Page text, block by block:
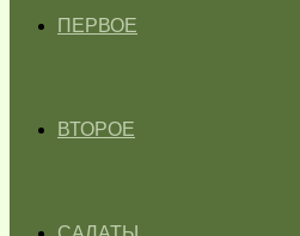
ПЕРВОЕ
ВТОРОЕ